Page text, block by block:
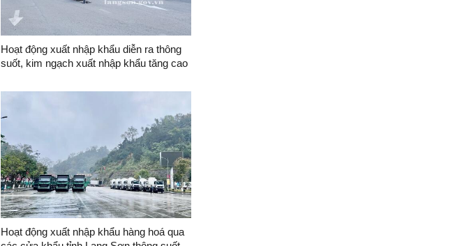
Hoạt động xuất nhập khẩu diễn ra thông
suốt, kim ngạch xuất nhập khẩu tăng cao
Hoạt động xuất nhập khẩu hàng hoá qua